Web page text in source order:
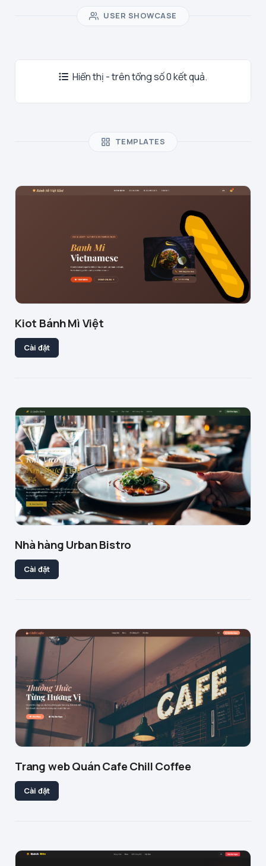
USER SHOWCASE
Hiển thị - trên tổng số 0 kết quả.
TEMPLATES
Kiot Bánh Mì Việt
Cài đặt
Nhà hàng Urban Bistro
Cài đặt
Trang web Quán Cafe Chill Coffee
Cài đặt